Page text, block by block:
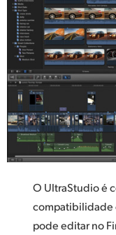
O UltraStudio é
compatibilidade
pode editar no